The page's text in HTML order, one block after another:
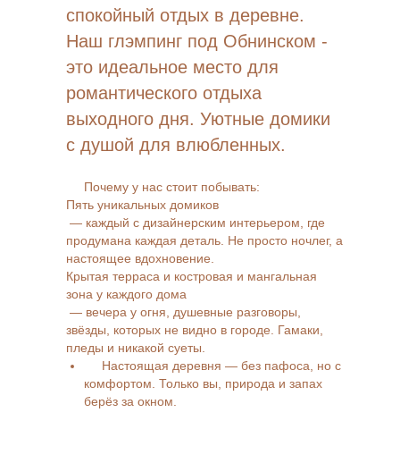
спокойный отдых в деревне.
Наш глэмпинг под Обнинском -
это идеальное место для
романтического отдыха
выходного дня. Уютные домики
с душой для влюбленных.
Почему у нас стоит побывать:
Пять уникальных домиков
— каждый с дизайнерским интерьером, где
продумана каждая деталь. Не просто ночлег, а
настоящее вдохновение.
Крытая терраса и костровая и мангальная
зона у каждого дома
— вечера у огня, душевные разговоры,
звёзды, которых не видно в городе. Гамаки,
пледы и никакой суеты.
Настоящая деревня — без пафоса, но с
комфортом. Только вы, природа и запах
берёз за окном.